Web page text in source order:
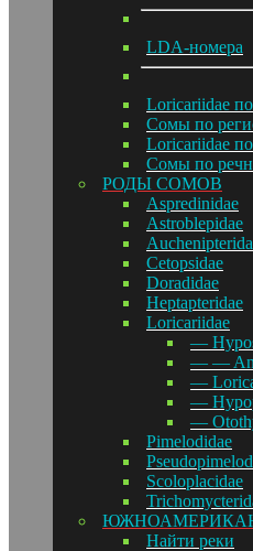
LDA-номера
Loricariidae
Сомы по
Loricariidae
Сомы по
РОДЫ СОМОВ
Aspredinidae
Astroblepidae
Cetopsidae
Doradidae
Heptapteridae
Loricariidae
—
— —
—
—
—
Pimelodidae
Scoloplacidae
Hайти реки